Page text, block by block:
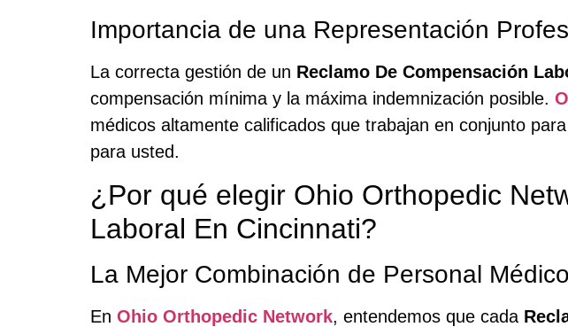
Importancia de una Representación
La correcta gestión de un Reclamo De Compensación
compensación mínima y la máxima indemnización posible.
médicos altamente calificados que trabajan en conjunto
para usted.
¿Por qué elegir Ohio Orthopedic
Laboral En Cincinnati?
La Mejor Combinación de Personal
En Ohio Orthopedic Network, entendemos que cada